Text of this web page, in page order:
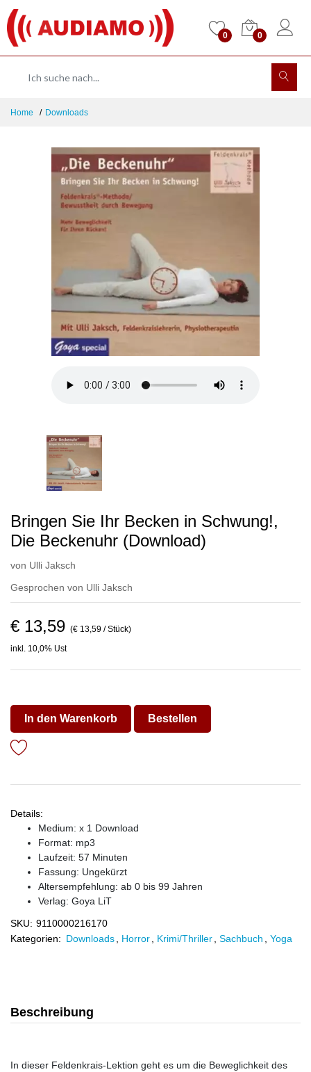
0 0
Home Downloads
Bringen Sie Ihr Becken in Schwung!,
Die Beckenuhr (Download)
von Ulli Jaksch
Gesprochen von Ulli Jaksch
€ 13,59 (€ 13,59 / Stück)
inkl. 10,0% Ust
In den Warenkorb Bestellen
Details:
Medium: x 1 Download
Format: mp3
Laufzeit: 57 Minuten
Fassung: Ungekürzt
Altersempfehlung: ab 0 bis 99 Jahren
Verlag: Goya LiT
SKU: 9110000216170
Kategorien: Downloads Horror Krimi/Thriller Sachbuch Yoga
Beschreibung
In dieser Feldenkrais-Lektion geht es um die Beweglichkeit des